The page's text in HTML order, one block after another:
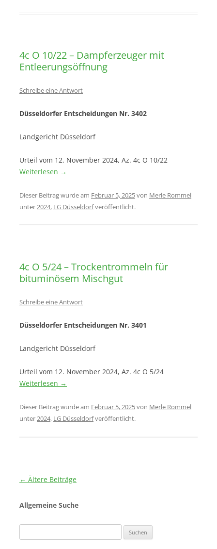
4c O 10/22 – Dampferzeuger mit
Entleerungsöffnung
Schreibe eine Antwort
Düsseldorfer Entscheidungen Nr. 3402
Landgericht Düsseldorf
Urteil vom 12. November 2024, Az. 4c O 10/22
Weiterlesen →
Dieser Beitrag wurde am Februar 5, 2025von Merle Rommel
unter 2024, LG Düsseldorfveröffentlicht.
4c O 5/24 – Trockentrommeln für
bituminösem Mischgut
Schreibe eine Antwort
Düsseldorfer Entscheidungen Nr. 3401
Landgericht Düsseldorf
Urteil vom 12. November 2024, Az. 4c O 5/24
Weiterlesen →
Dieser Beitrag wurde am Februar 5, 2025von Merle Rommel
unter 2024, LG Düsseldorfveröffentlicht.
Beitragsnavigation
← Ältere Beiträge
Allgemeine Suche
nach: